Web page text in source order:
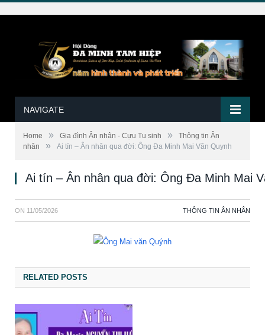
NAVIGATE
Home » Gia đình Ân nhân - Cựu Tu sinh »
Thông tin Ân
nhân
» Ai tín – Ân nhân qua đời: Ông Đa Minh Mai Văn Quynh
Ai tín – Ân nhân qua đời: Ông Đa Minh Mai
ON 11/05/2026 THÔNG TIN ÂN NHÂN
RELATED POSTS